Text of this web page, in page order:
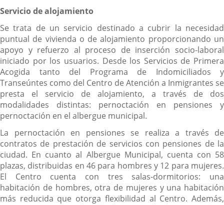
Servicio de alojamiento
Se trata de un servicio destinado a cubrir la necesidad
puntual de vivienda o de alojamiento proporcionando un
apoyo y refuerzo al proceso de inserción socio-laboral
iniciado por los usuarios. Desde los Servicios de Primera
Acogida tanto del Programa de Indomiciliados y
Transeúntes como del Centro de Atención a Inmigrantes se
presta el servicio de alojamiento, a través de dos
modalidades distintas: pernoctación en pensiones y
pernoctación en el albergue municipal.
La pernoctación en pensiones se realiza a través de
contratos de prestación de servicios con pensiones de la
ciudad. En cuanto al Albergue Municipal, cuenta con 58
plazas, distribuidas en 46 para hombres y 12 para mujeres.
El Centro cuenta con tres salas-dormitorios: una
habitación de hombres, otra de mujeres y una habitación
más reducida que otorga flexibilidad al Centro. Además,